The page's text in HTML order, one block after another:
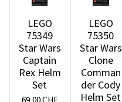
LEGO
75349
Star Wars
Captain
Rex Helm
Set
LEGO
75350
Star Wars
Clone
Comman
der Cody
Helm Set